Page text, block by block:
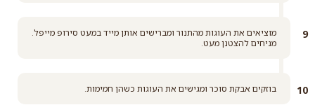
מוציאים את העוגות מהתנור ומברישים אותן מייד במעט סירופ מייפל.
מניחים להצטנן מעט.
בוזקים אבקת סוכר ומגישים את העוגות כשהן חמימות.